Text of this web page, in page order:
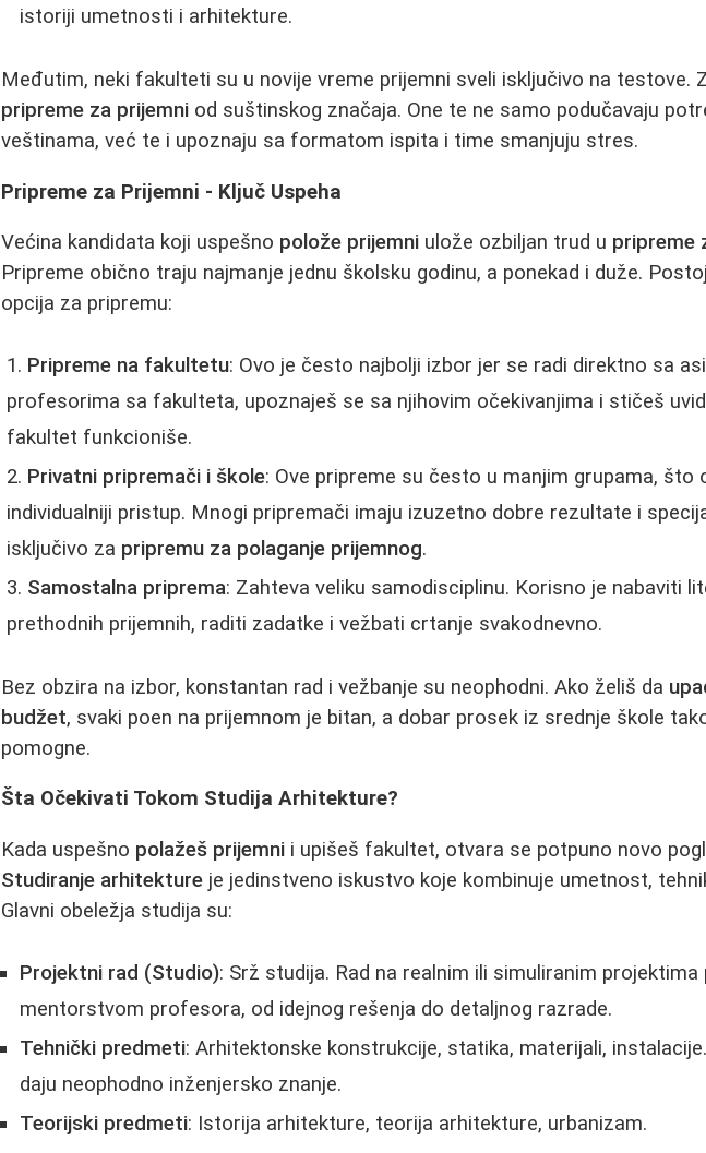
istoriji umetnosti i arhitekture.
Međutim, neki fakulteti su u novije vreme prijemni sveli isključivo na testove.
pripreme za prijemni od suštinskog značaja. One te ne samo podučavaju
veštinama, već te i upoznaju sa formatom ispita i time smanjuju stres.
Pripreme za Prijemni - Ključ Uspeha
Većina kandidata koji uspešno polože prijemni ulože ozbiljan trud u pripreme
Pripreme obično traju najmanje jednu školsku godinu, a ponekad i duže.
opcija za pripremu:
Pripreme na fakultetu: Ovo je često najbolji izbor jer se radi direktno sa
profesorima sa fakulteta, upoznaješ se sa njihovim očekivanjima i stičeš
fakultet funkcioniše.
Privatni pripremači i škole: Ove pripreme su često u manjim grupama, što
individualniji pristup. Mnogi pripremači imaju izuzetno dobre rezultate i
isključivo za pripremu za polaganje prijemnog.
Samostalna priprema: Zahteva veliku samodisciplinu. Korisno je nabaviti
prethodnih prijemnih, raditi zadatke i vežbati crtanje svakodnevno.
Bez obzira na izbor, konstantan rad i vežbanje su neophodni. Ako želiš da
budžet, svaki poen na prijemnom je bitan, a dobar prosek iz srednje škole
pomogne.
Šta Očekivati Tokom Studija Arhitekture?
Kada uspešno polažeš prijemni i upišeš fakultet, otvara se potpuno novo
Studiranje arhitekture je jedinstveno iskustvo koje kombinuje umetnost,
Glavni obeležja studija su:
Projektni rad (Studio): Srž studija. Rad na realnim ili simuliranim projektima
mentorstvom profesora, od idejnog rešenja do detaljnog razrade.
Tehnički predmeti: Arhitektonske konstrukcije, statika, materijali,
daju neophodno inženjersko znanje.
Teorijski predmeti: Istorija arhitekture, teorija arhitekture, urbanizam.